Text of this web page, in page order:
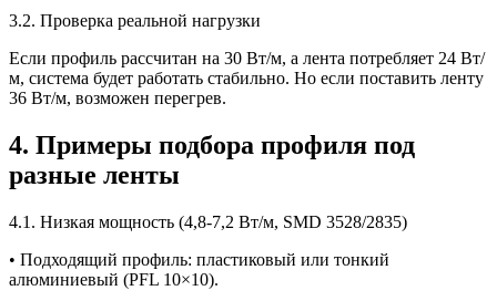
3.2. Проверка реальной нагрузки
Если профиль рассчитан на 30 Вт/м, а лента потребляет 24 Вт/
м, система будет работать стабильно. Но если поставить ленту
36 Вт/м, возможен перегрев.
4. Примеры подбора профиля под
разные ленты
4.1. Низкая мощность (4,8-7,2 Вт/м, SMD 3528/2835)
• Подходящий профиль: пластиковый или тонкий
алюминиевый (PFL 10×10).